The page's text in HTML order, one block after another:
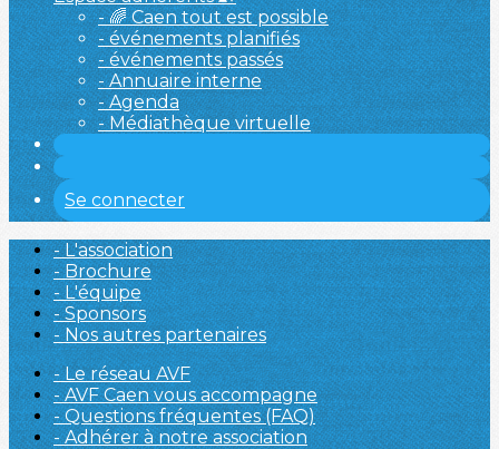
- 🌈 Caen tout est possible
- événements planifiés
- événements passés
- Annuaire interne
- Agenda
- Médiathèque virtuelle
Se connecter
- L'association
- Brochure
- L'équipe
- Sponsors
- Nos autres partenaires
- Le réseau AVF
- AVF Caen vous accompagne
- Questions fréquentes (FAQ)
- Adhérer à notre association